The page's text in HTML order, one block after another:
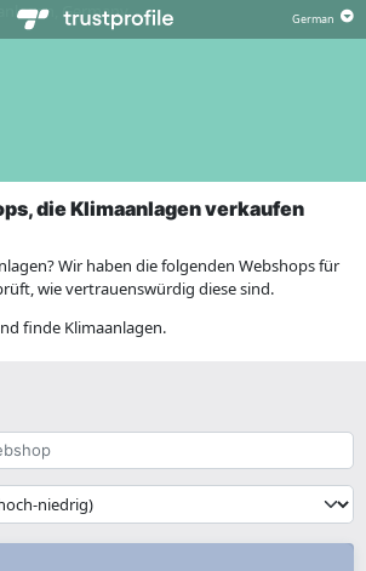
die Klimaanlagen verkaufen
Wir haben die folgenden Webshops für
wie vertrauenswürdig diese sind.
finde Klimaanlagen.